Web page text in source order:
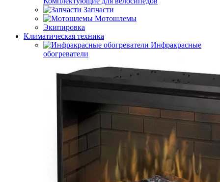
Запчасти
Мотошлемы
Экипировка
Климатическая техника
Инфракрасные
обогреватели